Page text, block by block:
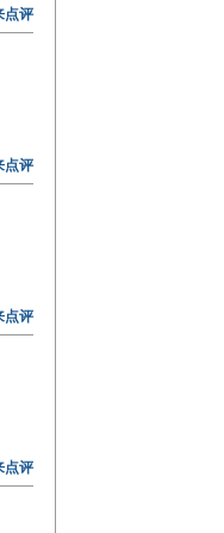
点评
点评
点评
点评